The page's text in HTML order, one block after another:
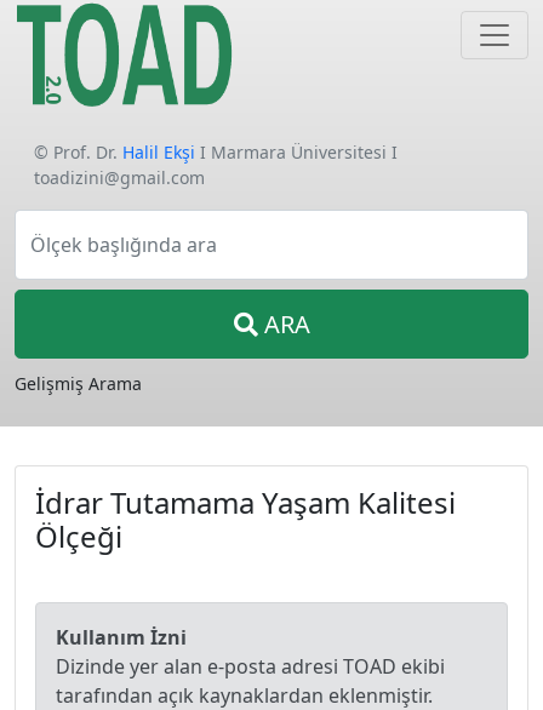
© Prof. Dr. Halil Ekşi I Marmara Üniversitesi I
toadizini@gmail.com
Ölçek başlığında ara
ARA
Gelişmiş Arama
İdrar Tutamama Yaşam Kalitesi
Ölçeği
Kullanım İzni
Dizinde yer alan e-posta adresi TOAD ekibi
tarafından açık kaynaklardan eklenmiştir.